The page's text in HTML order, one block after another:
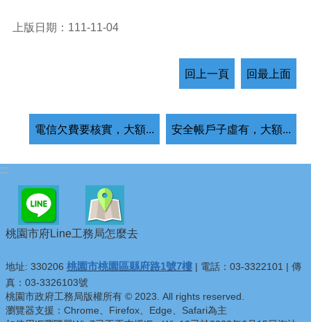
上版日期：111-11-04
回上一頁 回最上面
電信欠費要核實，大額... 安全帳戶子虛有，大額...
:::
桃園市府Line工務局怎麼去
地址: 330206 桃園市桃園區縣府路1號7樓 | 電話：03-3322101 | 傳
真：03-3326103號
桃園市政府工務局版權所有 © 2023. All rights reserved.
瀏覽器支援：Chrome、Firefox、Edge、Safari為主